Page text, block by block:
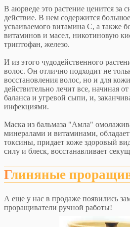
В аюрведе это растение ценится за
действие. В нем содержится
усваиваемого витамина С, а также
витаминов и масел, никотиновую
триптофан, железо.
И из этого чудодейственного
волос. Он отлично подходит не
восстановления волос, но и для
действительно лечит все, начиная
баланса и угревой сыпи, и,
инфекциями.
Маска из бальмаза "Амла"
минералами и витаминами,
токсины, придает коже здоровый
силу и блеск, восстанавливает
Глиняные
А еще у нас в продаже появились
проращиватели ручной работы!